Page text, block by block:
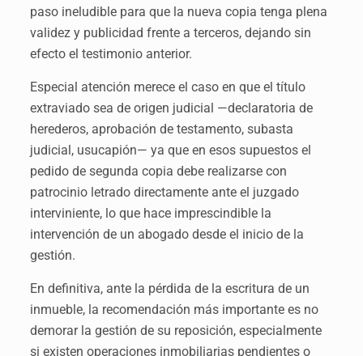
paso ineludible para que la nueva copia tenga plena
validez y publicidad frente a terceros, dejando sin
efecto el testimonio anterior.
Especial atención merece el caso en que el título
extraviado sea de origen judicial —declaratoria de
herederos, aprobación de testamento, subasta
judicial, usucapión— ya que en esos supuestos el
pedido de segunda copia debe realizarse con
patrocinio letrado directamente ante el juzgado
interviniente, lo que hace imprescindible la
intervención de un abogado desde el inicio de la
gestión.
En definitiva, ante la pérdida de la escritura de un
inmueble, la recomendación más importante es no
demorar la gestión de su reposición, especialmente
si existen operaciones inmobiliarias pendientes o